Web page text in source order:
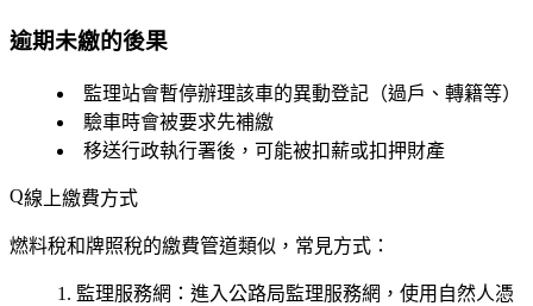
逾期未繳的後果
監理站會暫停辦理該車的異動登記（過戶、轉籍等）
驗車時會被要求先補繳
移送行政執行署後，可能被扣薪或扣押財產
線上繳費方式
燃料稅和牌照稅的繳費管道類似，常見方式：
監理服務網 ：進入公路局監理服務網，使用自然人憑